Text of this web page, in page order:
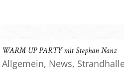
WARM UP PARTY mit Stephan Nanz
Allgemein, News,